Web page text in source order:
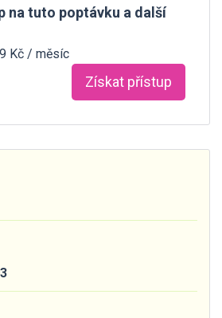
na tuto poptávku a další
Kč / měsíc
Získat přístup